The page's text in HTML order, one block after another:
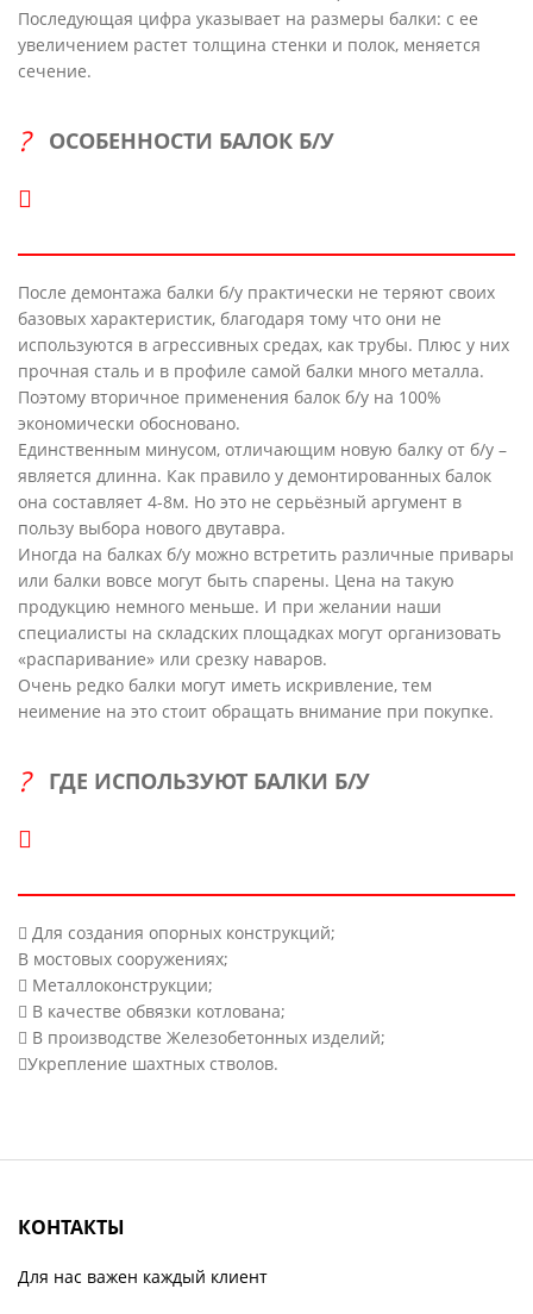
Последующая цифра указывает на размеры балки: с ее
увеличением растет толщина стенки и полок, меняется
сечение.
ОСОБЕННОСТИ БАЛОК Б/У
После демонтажа балки б/у практически не теряют своих
базовых характеристик, благодаря тому что они не
используются в агрессивных средах, как трубы. Плюс у них
прочная сталь и в профиле самой балки много металла.
Поэтому вторичное применения балок б/у на 100%
экономически обосновано.
Единственным минусом, отличающим новую балку от б/у –
является длинна. Как правило у демонтированных балок
она составляет 4-8м. Но это не серьёзный аргумент в
пользу выбора нового двутавра.
Иногда на балках б/у можно встретить различные привары
или балки вовсе могут быть спарены. Цена на такую
продукцию немного меньше. И при желании наши
специалисты на складских площадках могут организовать
«распаривание» или срезку наваров.
Очень редко балки могут иметь искривление, тем
неимение на это стоит обращать внимание при покупке.
ГДЕ ИСПОЛЬЗУЮТ БАЛКИ Б/У
 Для создания опорных конструкций;
В мостовых сооружениях;
 Металлоконструкции;
 В качестве обвязки котлована;
 В производстве Железобетонных изделий;
Укрепление шахтных стволов.
КОНТАКТЫ
Для нас важен каждый клиент